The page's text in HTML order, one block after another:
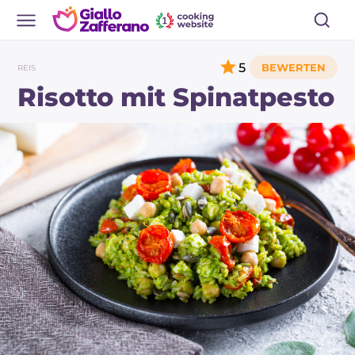
REIS
Risotto mit Spinatpesto
5